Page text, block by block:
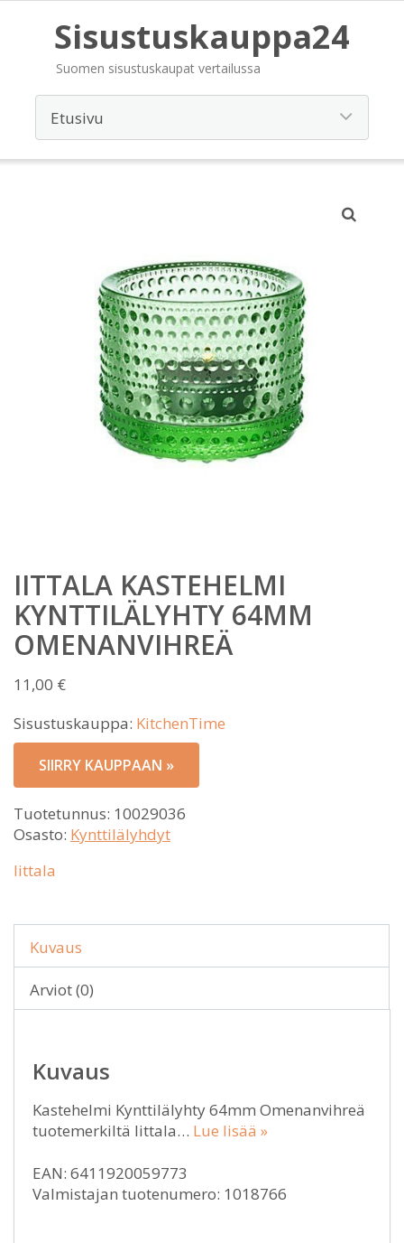
Sisustuskauppa24
Suomen sisustuskaupat vertailussa
IITTALA KASTEHELMI
KYNTTILÄLYHTY 64MM
OMENANVIHREÄ
11,00 €
Sisustuskauppa: KitchenTime
SIIRRY KAUPPAAN »
Tuotetunnus: 10029036
Osasto: Kynttilälyhdyt
Iittala
Kuvaus
Arviot (0)
Kuvaus
Kastehelmi Kynttilälyhty 64mm Omenanvihreä
tuotemerkiltä Iittala… Lue lisää »
EAN: 6411920059773
Valmistajan tuotenumero: 1018766